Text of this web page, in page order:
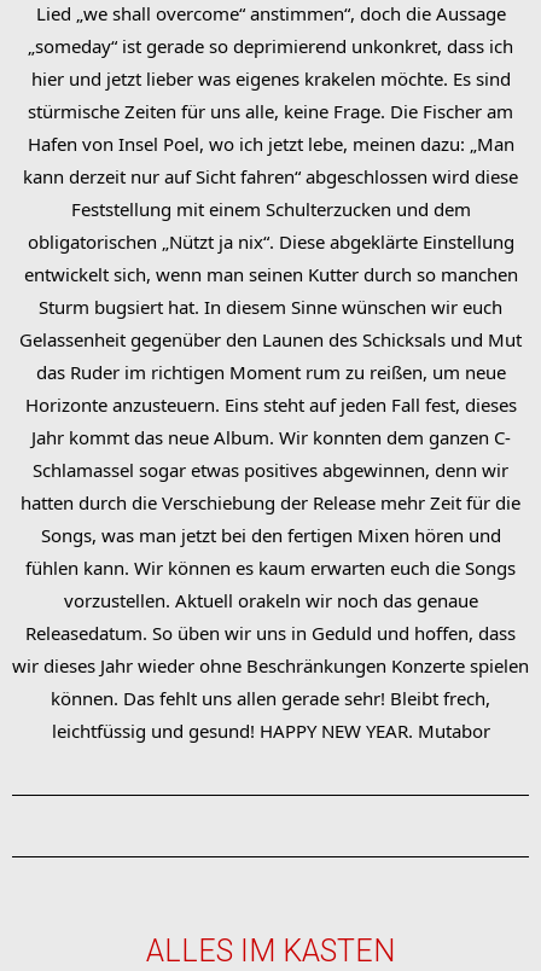
Lied „we shall overcome“ anstimmen“, doch die Aussage
„someday“ ist gerade so deprimierend unkonkret, dass ich
hier und jetzt lieber was eigenes krakelen möchte. Es sind
stürmische Zeiten für uns alle, keine Frage. Die Fischer am
Hafen von Insel Poel, wo ich jetzt lebe, meinen dazu: „Man
kann derzeit nur auf Sicht fahren“ abgeschlossen wird diese
Feststellung mit einem Schulterzucken und dem
obligatorischen „Nützt ja nix“. Diese abgeklärte Einstellung
entwickelt sich, wenn man seinen Kutter durch so manchen
Sturm bugsiert hat. In diesem Sinne wünschen wir euch
Gelassenheit gegenüber den Launen des Schicksals und Mut
das Ruder im richtigen Moment rum zu reißen, um neue
Horizonte anzusteuern. Eins steht auf jeden Fall fest, dieses
Jahr kommt das neue Album. Wir konnten dem ganzen C-
Schlamassel sogar etwas positives abgewinnen, denn wir
hatten durch die Verschiebung der Release mehr Zeit für die
Songs, was man jetzt bei den fertigen Mixen hören und
fühlen kann. Wir können es kaum erwarten euch die Songs
vorzustellen. Aktuell orakeln wir noch das genaue
Releasedatum. So üben wir uns in Geduld und hoffen, dass
wir dieses Jahr wieder ohne Beschränkungen Konzerte spielen
können. Das fehlt uns allen gerade sehr! Bleibt frech,
leichtfüssig und gesund! HAPPY NEW YEAR. Mutabor
ALLES IM KASTEN